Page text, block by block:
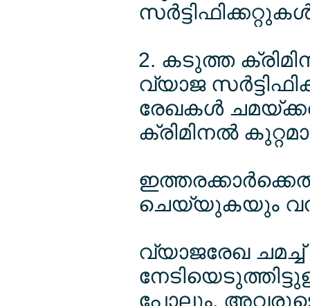
2. കടുത്ത
വ്യാജ
രേഖകള്‍
ക്രിമിനല്‍
ചെയ്യുകയും
വ്യാജരേഖ
പോലും,